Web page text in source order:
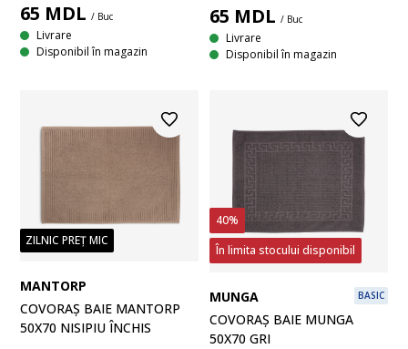
65 MDL / Buc
Livrare
Disponibil în magazin
65 MDL / Buc
Livrare
Disponibil în magazin
ZILNIC PREȚ MIC
MANTORP
COVORAȘ BAIE MANTORP
50X70 NISIPIU ÎNCHIS
40%
În limita stocului disponibil
MUNGA BASIC
COVORAȘ BAIE MUNGA
50X70 GRI